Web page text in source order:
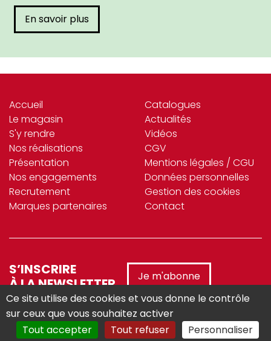
En savoir plus
Accueil
Le magasin
S'y rendre
Nos réalisations
Présentation
Nos engagements
Recrutement
Marques partenaires
Catalogues
Actualités
Vidéos
CGV
Mentions légales / CGU
Données personnelles
Gestion des cookies
Contact
S’INSCRIRE
À LA NEWSLETTER
Je m'abonne
Ce site utilise des cookies et vous donne le contrôle
sur ceux que vous souhaitez activer
Tout accepter
Tout refuser Personnaliser